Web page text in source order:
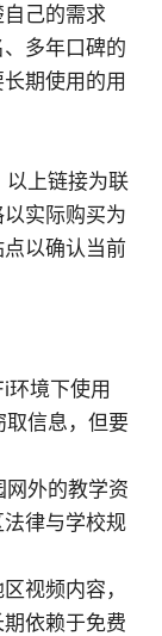
己的需求
多年口碑的
期使用的用
以上链接为联
实际购买为
以确认当前
境下使用
信息，但要
外的教学资
律与学校规
视频内容，
依赖于免费